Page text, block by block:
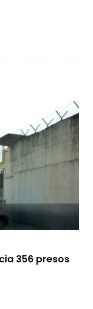
356 presos